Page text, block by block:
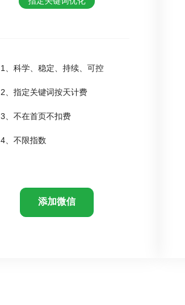
1、科学、稳定、持续、可控
2、指定关键词按天计费
3、不在首页不扣费
4、不限指数
添加微信